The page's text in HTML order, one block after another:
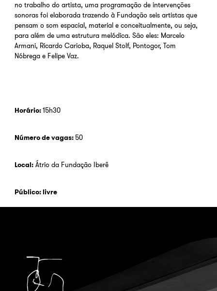
no trabalho do artista, uma programação de intervenções
sonoras foi elaborada trazendo à Fundação seis artistas que
pensam o som espacial, material e conceitualmente, ou seja,
para além de uma estrutura melódica. São eles: Marcelo
Armani, Ricardo Carioba, Raquel Stolf, Pontogor, Tom
Nóbrega e Felipe Vaz.
Horário:15h30
Número de vagas: 50
Local: Átrio da Fundação Iberê
Público: livre